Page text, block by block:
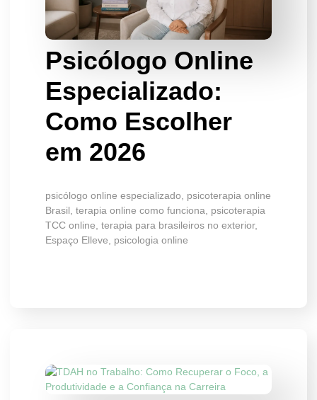
Psicólogo Online
Especializado:
Como Escolher
em 2026
psicólogo online especializado, psicoterapia online
Brasil, terapia online como funciona, psicoterapia
TCC online, terapia para brasileiros no exterior,
Espaço Elleve, psicologia online